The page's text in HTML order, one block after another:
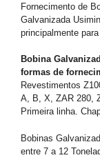
Fornecimento de
Galvanizada
principalmente para
Bobina
formas de
Revestimentos
A, B, X, ZAR 280,
Primeira linha.
Bobinas
entre 7 a 12